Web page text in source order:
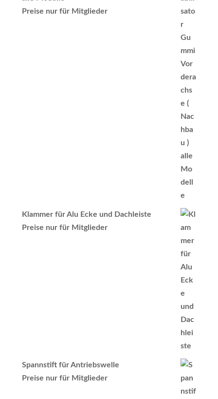
Preise nur für Mitglieder
Klammer für Alu Ecke und Dachleiste
Preise nur für Mitglieder
Spannstift für Antriebswelle
Preise nur für Mitglieder